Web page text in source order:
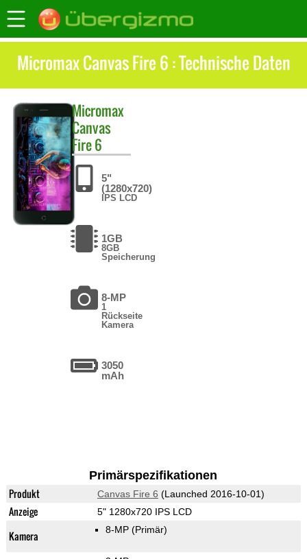
Micromax Canvas Fire 6 : Technische Daten
Micromax
Canvas
Fire 6
5"
(1280x720)
IPS LCD
1GB
8GB
Speicherung
8-MP
1
Rückseite
Kamera
3050
mAh
Primärspezifikationen
Produkt Canvas Fire 6 (Launched 2016-10-01)
Anzeige 5" 1280x720 IPS LCD
Kamera 8-MP (Primär)